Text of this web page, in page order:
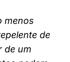
menos
de
de um